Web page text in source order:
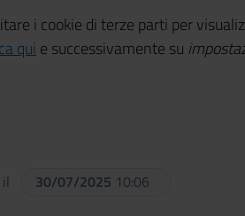
i cookie di terze parti per
qui e successivamente su
30/07/2025 10:06